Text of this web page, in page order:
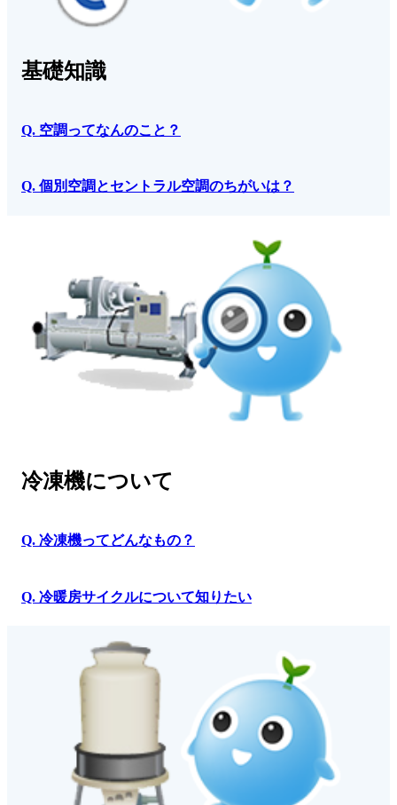
基礎知識
Q. 空調ってなんのこと？
Q. 個別空調とセントラル空調のちがいは？
冷凍機について
Q. 冷凍機ってどんなもの？
Q. 冷暖房サイクルについて知りたい